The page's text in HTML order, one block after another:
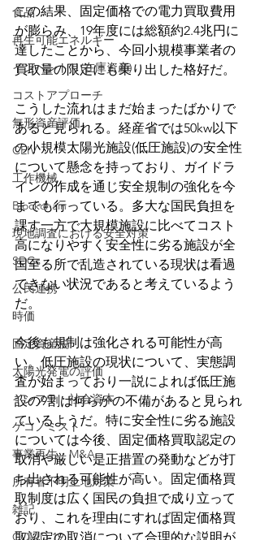
食品
再生可能エネルギー
インベントリ(在庫資産)
コストアプローチ
無形資産評価
CEIV
工作機械
Blockchain
現地調査における安全対策
SDGs
公民連携
時価
固定資産税
太陽光発電の評価
インフラ・社会資本
ゲコノミスト
事業再生・M&A
所有者不明土地対策
雑記
COVID-19
この結果、固定価格での電力買取費用
が膨らみ、19年度には総額約2.4兆円に
達したことから、今回小規模事業者の
買取量の限定にも乗り出した格好だ。
こうした流れはまだ始まったばかりで
あると見られる。経産省では50kw以下
の小規模太陽光施設(低圧施設)の安全性
について懸念を持っており、ガイドラ
インの作成を通じ安全規制の強化を今
までも行っている。多大な国民負担を
課す一方で大規模施設に比べてコスト
高になりやすく安全性に劣る施設が全
国至る所で乱造されている現状は看過
できない状況であると考えているよう
だ。
今後も規制は強化される可能性が高
い。低圧施設の現状について、実態調
査が始まっており一説によれば低圧施
設の9割は何らかの不備があると見られ
ているようだ。特に安全性に劣る施設
については今後、固定価格買取認定の
取消や厳しい是正措置の発動などが打
ち出される可能性が高い。固定価格買
取制度は広く国民の負担で成り立って
おり、これを理由にすれば固定価格買